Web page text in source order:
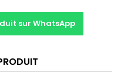
sur WhatsApp